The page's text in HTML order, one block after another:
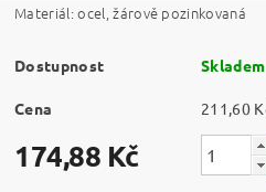
Materiál: ocel, žárově pozinkovaná
Dostupnost Skladem
Cena
174,88 Kč